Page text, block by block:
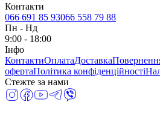
Контакти
066 691 85 93066 558 79 88
Пн - Нд
9:00 - 18:00
Інфо
КонтактиОплатаДоставка
офертаПолітика конфіденційності
Стежте за нами